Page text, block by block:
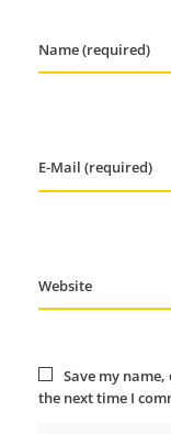
Name (required)
E-Mail (required)
Website
Save my
the next time I